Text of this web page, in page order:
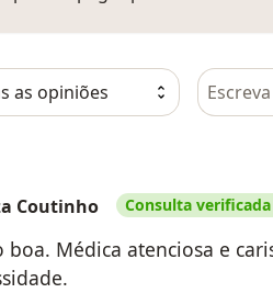
Coutinho Consulta verificada
boa. Médica atenciosa e